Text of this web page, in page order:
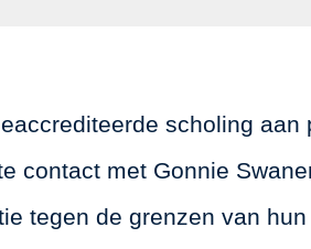
scholing
contact met Gonnie
tegen de grenzen van